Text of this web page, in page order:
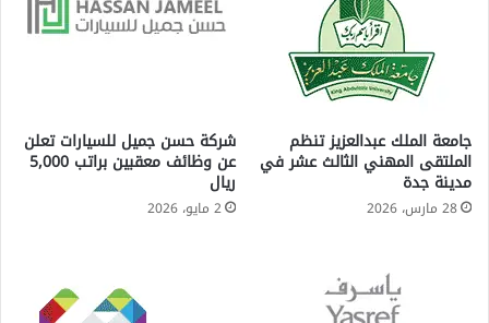
جامعة الملك عبدالعزيز تنظم
الملتقى المهني الثالث عشر في
مدينة جدة
28 مارس، 2026
شركة حسن جميل للسيارات تعلن
عن وظائف معقبين براتب 5,000
ريال
2 مايو، 2026